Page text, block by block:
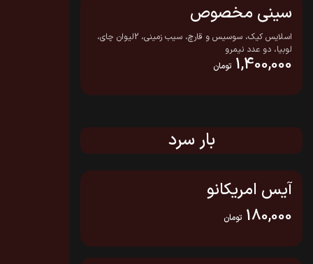
سینی مخصوص
اسلایس کیک، سوسیس و قارچ، سیب زمینی، 2لیوان چای،
لوبیا، دو عدد نیمرو
1,400,000 تومان
بار سرد
آیس امریکانو
180,000 تومان